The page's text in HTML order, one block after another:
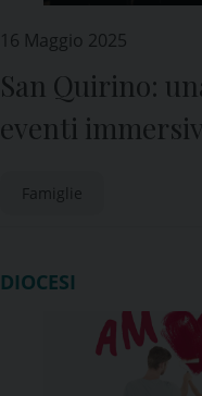
16 Maggio 2025
San Quirino:
eventi
Famiglie
DIOCESI